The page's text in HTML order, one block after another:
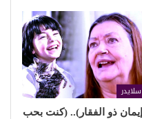
سلايدر
ذو الفقار).. (كنت بحب